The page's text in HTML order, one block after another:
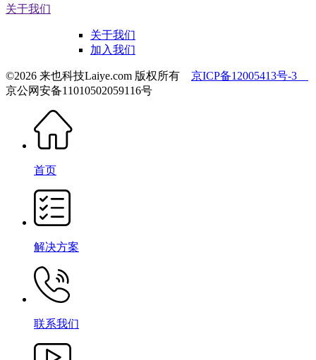
关于我们
关于我们
加入我们
©2026 来也科技Laiye.com 版权所有 京ICP备12005413号-3
京公网安备11010502059116号
首页
解决方案
联系我们